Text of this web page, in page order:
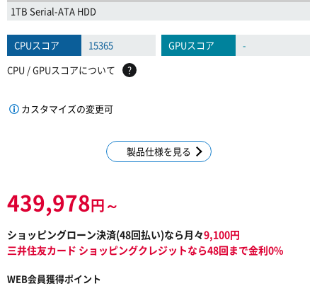
1TB Serial-ATA HDD
CPUスコア 15365 GPUスコア
-
CPU / GPUスコアについて
?
カスタマイズの変更可
製品仕様を見る
439,978円～
ショッピングローン決済(48回払い)なら月々9,100円
三井住友カード ショッピングクレジットなら48回まで金利0%
WEB会員獲得ポイント